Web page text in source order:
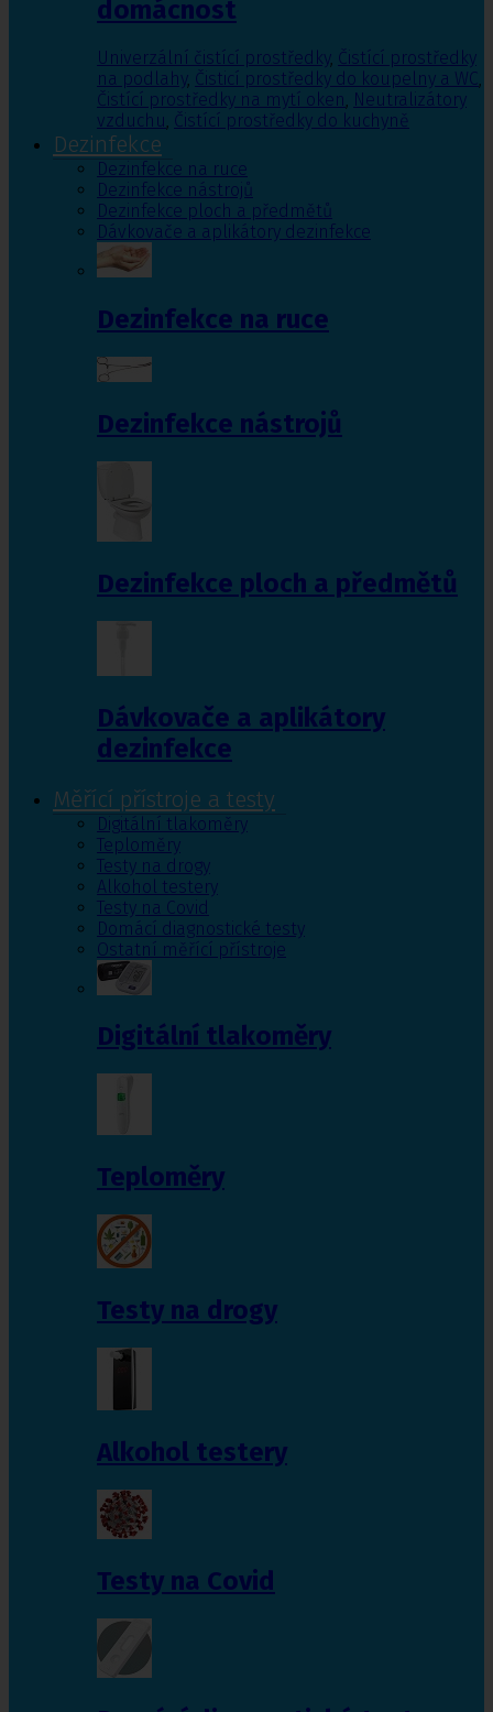
domácnost
Univerzální čistící prostředky, Čistící prostředky
na podlahy, Čisticí prostředky do koupelny a WC,
Čistící prostředky na mytí oken, Neutralizátory
vzduchu, Čistící prostředky do kuchyně
Dezinfekce
Dezinfekce na ruce
Dezinfekce nástrojů
Dezinfekce ploch a předmětů
Dávkovače a aplikátory dezinfekce
Dezinfekce na ruce
Dezinfekce nástrojů
Dezinfekce ploch a předmětů
Dávkovače a aplikátory
dezinfekce
Měřící přístroje a testy
Digitální tlakoměry
Teploměry
Testy na drogy
Alkohol testery
Testy na Covid
Domácí diagnostické testy
Ostatní měřící přístroje
Digitální tlakoměry
Teploměry
Testy na drogy
Alkohol testery
Testy na Covid